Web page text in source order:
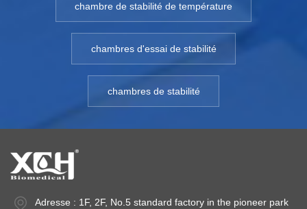
chambre de stabilité de température
chambres d'essai de stabilité
chambres de stabilité
Adresse : 1F, 2F, No.5 standard factory in the pioneer park